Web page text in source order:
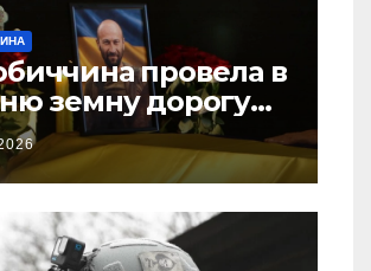
провела в
земну дорогу
Захисника – Олега